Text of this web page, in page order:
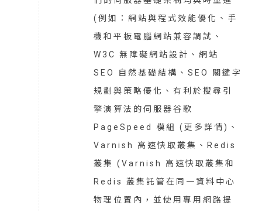
(例如：網站與程式效能優化、手
機和平板電腦網站兼容調試、
W3C 無障礙網站設計、網站
SEO 自然基礎結構、SEO 關鍵字
規劃與策略優化、有利於搜尋引
擎演算法的伺服器谷歌
PageSpeed 模組 ( 更多詳情 )、
Varnish 高速快取叢集、Redis
叢集 (Varnish 高速快取叢集和
Redis 叢集託管在同一資料中心
物理位置內，並使用專用網路提